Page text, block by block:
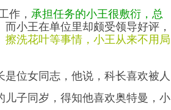
作， 承担任务的小王很敷衍，总
而小王在单位里却颇受领导好评，
擦洗花叶等事情，小王从来不用局
是位女同志，他说，科长喜欢被人
子同岁，得知他喜欢奥特曼，小